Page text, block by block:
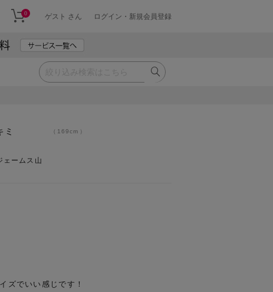
0 ゲスト さん ログイン・新規会員登録
ミ
ェームス山
169cm
ズでいい感じです！